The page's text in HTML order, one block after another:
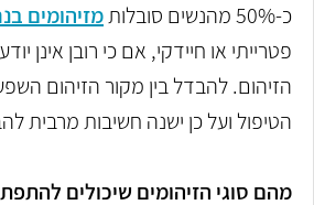
כ-50% מהנשים סובלות מזיהומים
פטרייתי או חיידקי, אם כי רובן אינן
הזיהום. להבדל בין מקור הזיהום
הטיפול ועל כן ישנה חשיבות מרבית
מהם סוגי הזיהומים שיכולים